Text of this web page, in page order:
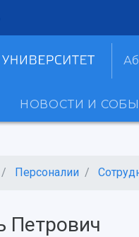
НОВОСТИ И
Персоналии
Петрович